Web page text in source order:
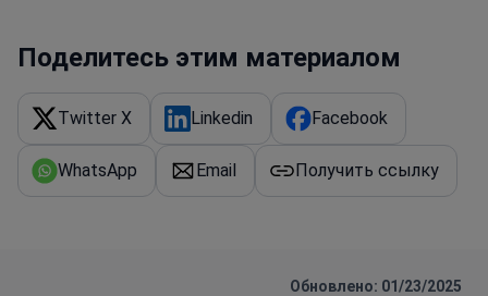
Поделитесь этим материалом
Twitter X Linkedin Facebook
WhatsApp Email Получить ссылку
Обновлено: 01/23/2025